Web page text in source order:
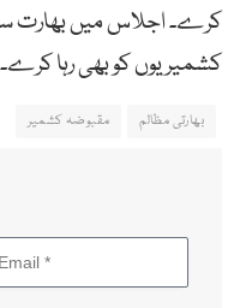
کرے۔ اجلاس میں بھارت سے
کشمیریوں کو بھی رہا کرے۔
بھارتی مظالم مقبوضہ کشمیر